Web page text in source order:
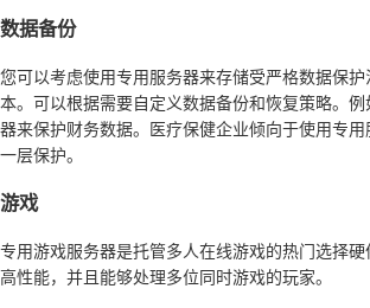
数据备份
您可以考虑使用专用服务器来存储受严格数据保护
本。可以根据需要自定义数据备份和恢复策略。
器来保护财务数据。医疗保健企业倾向于使用专
一层保护。
游戏
专用游戏服务器是托管多人在线游戏的热门选择硬
高性能，并且能够处理多位同时游戏的玩家。